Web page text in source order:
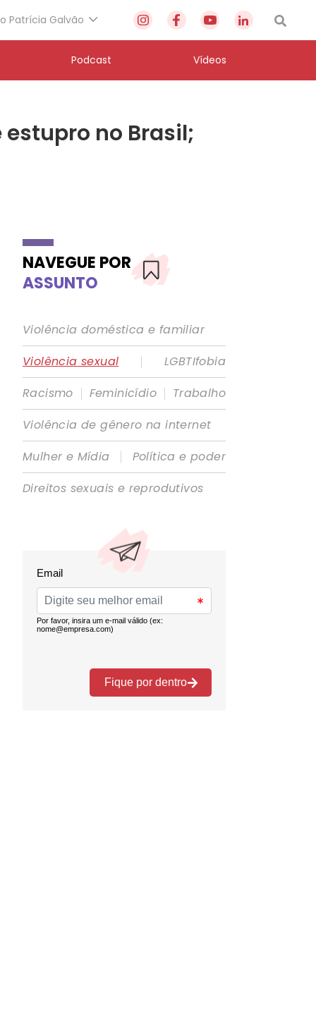
Patrícia Galvão
Podcast Vídeos
no Brasil;
NAVEGUE POR
ASSUNTO
Violência doméstica e familiar
Violência sexual
|
LGBTIfobia
Racismo | Feminicídio | Trabalho
Violência de gênero na internet
Mulher e Mídia
|
Política e poder
Direitos sexuais e reprodutivos